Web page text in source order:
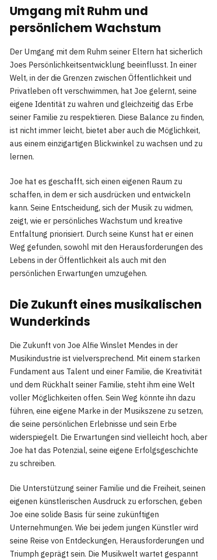
Umgang mit Ruhm und
persönlichem Wachstum
Der Umgang mit dem Ruhm seiner Eltern hat sicherlich
Joes Persönlichkeitsentwicklung beeinflusst. In einer
Welt, in der die Grenzen zwischen Öffentlichkeit und
Privatleben oft verschwimmen, hat Joe gelernt, seine
eigene Identität zu wahren und gleichzeitig das Erbe
seiner Familie zu respektieren. Diese Balance zu finden,
ist nicht immer leicht, bietet aber auch die Möglichkeit,
aus einem einzigartigen Blickwinkel zu wachsen und zu
lernen.
Joe hat es geschafft, sich einen eigenen Raum zu
schaffen, in dem er sich ausdrücken und entwickeln
kann. Seine Entscheidung, sich der Musik zu widmen,
zeigt, wie er persönliches Wachstum und kreative
Entfaltung priorisiert. Durch seine Kunst hat er einen
Weg gefunden, sowohl mit den Herausforderungen des
Lebens in der Öffentlichkeit als auch mit den
persönlichen Erwartungen umzugehen.
Die Zukunft eines musikalischen
Wunderkinds
Die Zukunft von Joe Alfie Winslet Mendes in der
Musikindustrie ist vielversprechend. Mit einem starken
Fundament aus Talent und einer Familie, die Kreativität
und dem Rückhalt seiner Familie, steht ihm eine Welt
voller Möglichkeiten offen. Sein Weg könnte ihn dazu
führen, eine eigene Marke in der Musikszene zu setzen,
die seine persönlichen Erlebnisse und sein Erbe
widerspiegelt. Die Erwartungen sind vielleicht hoch, aber
Joe hat das Potenzial, seine eigene Erfolgsgeschichte
zu schreiben.
Die Unterstützung seiner Familie und die Freiheit, seinen
eigenen künstlerischen Ausdruck zu erforschen, geben
Joe eine solide Basis für seine zukünftigen
Unternehmungen. Wie bei jedem jungen Künstler wird
seine Reise von Entdeckungen, Herausforderungen und
Triumph geprägt sein. Die Musikwelt wartet gespannt